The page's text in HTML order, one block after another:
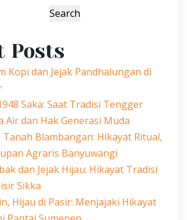
Search
Posts
Kopi dan Jejak Pandhalungan di
Saka: Saat Tradisi Tengger
Air dan Hak Generasi Muda
Blambangan: Hikayat Ritual,
Agraris Banyuwangi
dan Jejak Hijau: Hikayat Tradisi
Sikka
Hijau di Pasir: Menjajaki Hikayat